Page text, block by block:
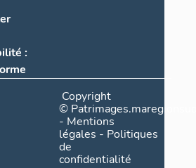
:
Copyright
©
- Mentions
légales - Politiques
de
confidentialité